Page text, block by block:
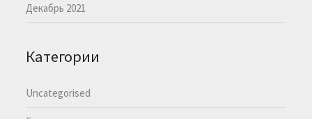
Декабрь 2021
Категории
Uncategorised